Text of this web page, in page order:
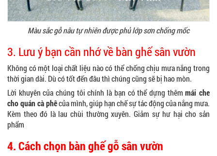
Màu sắc gỗ nâu tự nhiên được phủ lớp sơn chống mốc
3. Lưu ý bạn cần nhớ về bàn ghế sân vườn
Không có một loại chất liệu nào có thể chống chịu mưa nắng trong
thời gian dài. Dù có tốt đến đâu thì chúng cũng sẽ bị hao mòn.
Lời khuyên của chúng tôi chính là bạn có thể dựng thêmmái che
cho quán cà phêcủa mình, giúp hạn chế sự tác động của nắng mưa.
Kèm theo đó là lau chùi thường xuyên. Giảm sự hư hại cho sản
phẩm
4. Cách chọn bàn ghế gỗ sân vườn